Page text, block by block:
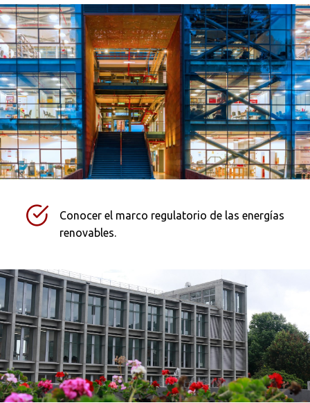
Conocer el marco regulatorio de las energías
renovables.